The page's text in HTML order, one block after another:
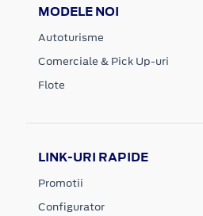
MODELE NOI
Autoturisme
Comerciale & Pick Up-uri
Flote
LINK-URI RAPIDE
Promotii
Configurator